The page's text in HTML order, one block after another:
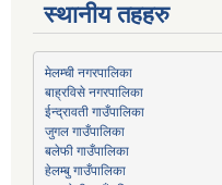
स्थानीय तहहरु
मेलम्ची नगरपालिका
बाह्रविसे नगरपालिका
ईन्द्रावती गाउँपालिका
जुगल गाउँपालिका
बलेफी गाउँपालिका
हेलम्बु गाउँपालिका